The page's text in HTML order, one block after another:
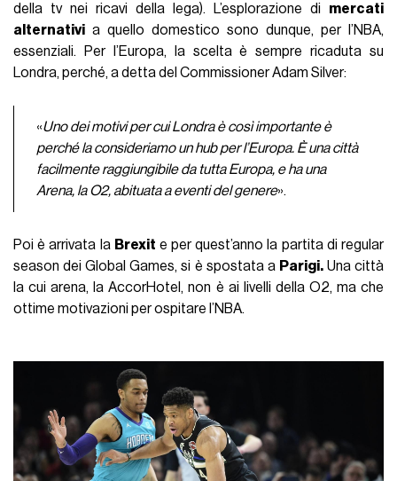
della tv nei ricavi della lega). L’esplorazione di mercati
alternativi a quello domestico sono dunque, per l’NBA,
essenziali. Per l’Europa, la scelta è sempre ricaduta su
Londra, perché, a detta del Commissioner Adam Silver:
«Uno dei motivi per cui Londra è così importante è
perché la consideriamo un hub per l’Europa. È una città
facilmente raggiungibile da tutta Europa, e ha una
Arena, la O2, abituata a eventi del genere».
Poi è arrivata la Brexit e per quest’anno la partita di regular
season dei Global Games, si è spostata a Parigi.Una città
la cui arena, la AccorHotel, non è ai livelli della O2, ma che
ottime motivazioni per ospitare l’NBA.